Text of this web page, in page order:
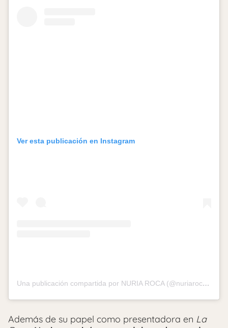
Ver esta publicación en Instagram
Una publicación compartida por NURIA ROCA (@nuriarocagranell)
Además de su papel como presentadora en La